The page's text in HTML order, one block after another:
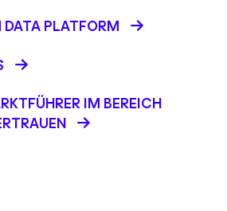
PLATFORM
IM BEREICH